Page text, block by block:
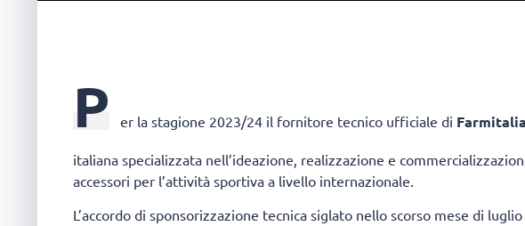
P er la stagione 2023/24 il fornitore tecnico ufficiale di
italiana specializzata nell’ideazione, realizzazione e
accessori per l’attività sportiva a livello internazionale.
L’accordo di sponsorizzazione tecnica siglato nello scorso mese di